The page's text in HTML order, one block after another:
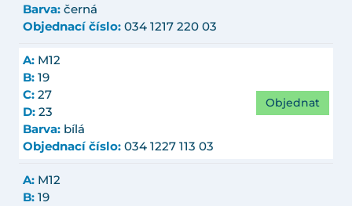
Barva: černá
Objednací číslo: 034 1217 220 03
A: M12
B: 19
C: 27
D: 23
Barva: bílá
Objednací číslo: 034 1227 113 03
Objednat
A: M12
B: 19